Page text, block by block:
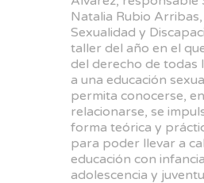
Natalia Rubio
Sexualidad y
taller del año en el
del derecho de todas
a una educación
permita conocerse,
relacionarse, se
forma teórica y
para poder llevar a
educación con
adolescencia y